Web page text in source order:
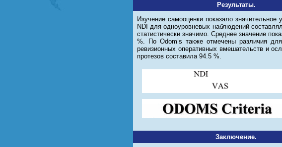
Результаты.
Изучение самооценки показало
NDI для одноуровневых наблюдений
статистически значимо. Среднее значение
%. По Odom’s также отмечены различия
ревизионных оперативных вмешательств и
протезов составила 94.5 %.
Заключение.